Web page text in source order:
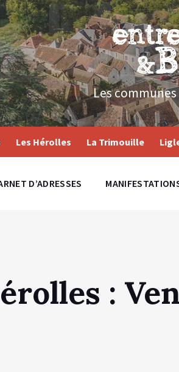
Les
Les Hérolles La Trimouille
D’ADRESSES
: